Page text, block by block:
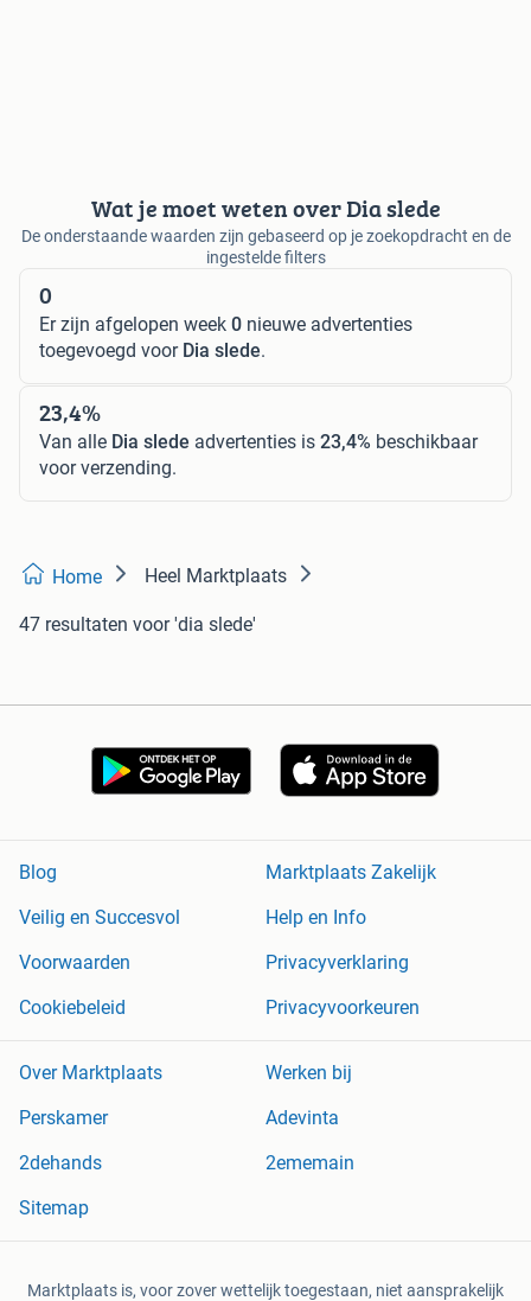
Wat je moet weten over Dia slede
De onderstaande waarden zijn gebaseerd op je zoekopdracht en de
ingestelde filters
0
Er zijn afgelopen week 0 nieuwe advertenties
toegevoegd voor Dia slede.
23,4%
Van alle Dia slede advertenties is 23,4% beschikbaar
voor verzending.
Home Heel Marktplaats
47 resultaten voor 'dia slede'
Blog
Marktplaats Zakelijk
Veilig en Succesvol
Help en Info
Voorwaarden
Privacyverklaring
Cookiebeleid
Privacyvoorkeuren
Over Marktplaats
Werken bij
Perskamer
Adevinta
2dehands
2ememain
Sitemap
Marktplaats is, voor zover wettelijk toegestaan, niet aansprakelijk